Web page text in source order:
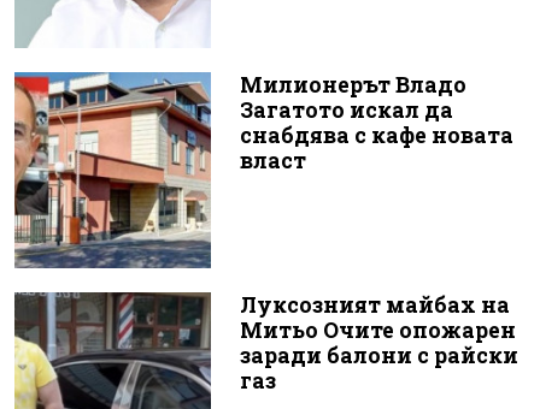
Милионерът Владо
Загатото искал да
снабдява с кафе новата
власт
Луксозният майбах на
Митьо Очите опожарен
заради балони с райски
газ